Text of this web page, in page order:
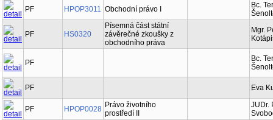
PF HPOP3011 Obchodní právo I
Bc.
PF HS0320
Písemná část státní
závěrečné zkoušky z
obchodního práva
Mgr.
PF
Bc.
PF Eva
PF HPOP0028 Právo životního
prostředí II
JUDr.